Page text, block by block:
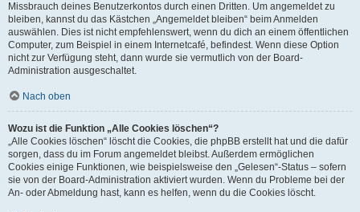
Missbrauch deines Benutzerkontos durch einen Dritten. Um angemeldet zu
bleiben, kannst du das Kästchen „Angemeldet bleiben“ beim Anmelden
auswählen. Dies ist nicht empfehlenswert, wenn du dich an einem öffentlichen
Computer, zum Beispiel in einem Internetcafé, befindest. Wenn diese Option
nicht zur Verfügung steht, dann wurde sie vermutlich von der Board-
Administration ausgeschaltet.
Nach oben
Wozu ist die Funktion „Alle Cookies löschen“?
„Alle Cookies löschen“ löscht die Cookies, die phpBB erstellt hat und die dafür
sorgen, dass du im Forum angemeldet bleibst. Außerdem ermöglichen
Cookies einige Funktionen, wie beispielsweise den „Gelesen“-Status – sofern
sie von der Board-Administration aktiviert wurden. Wenn du Probleme bei der
An- oder Abmeldung hast, kann es helfen, wenn du die Cookies löscht.